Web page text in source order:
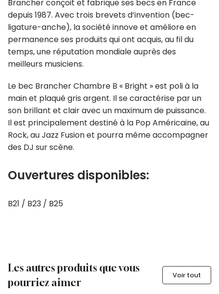
Brancher conçoit et fabrique ses becs en France
depuis 1987. Avec trois brevets d’invention (bec-
ligature-anche), la société innove et améliore en
permanence ses produits qui ont acquis, au fil du
temps, une réputation mondiale auprès des
meilleurs musiciens.
Le bec Brancher Chambre B « Bright » est poli à la
main et plaqué gris argent. Il se caractérise par un
son brillant et clair avec un maximum de puissance.
Il est principalement destiné à la Pop Américaine, au
Rock, au Jazz Fusion et pourra même accompagner
des DJ sur scène.
Ouvertures disponibles:
B21 / B23 / B25
Les autres produits que vous
pourriez aimer
Voir tout